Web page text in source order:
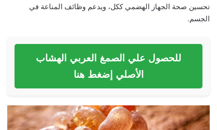
تحسين صحة الجهاز الهضمي ككل، ويدعم وظائف المناعة في
الجسم.
للحصول علي الصمغ العربي الهشاب
الأصلي إضغط هنا